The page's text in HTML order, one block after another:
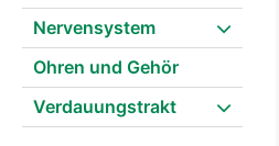
Nervensystem
Ohren und Gehör
Verdauungstrakt